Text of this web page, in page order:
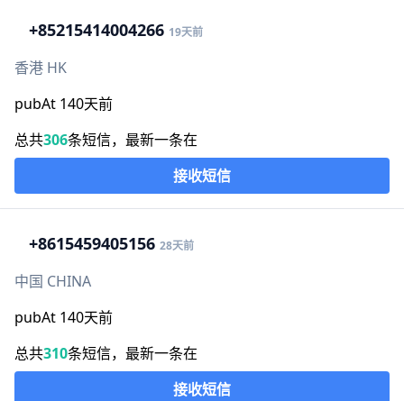
+85215414004266 19天前
香港 HK
pubAt 140天前
总共306条短信，最新一条在
接收短信
+8615459405156 28天前
中国 CHINA
pubAt 140天前
总共310条短信，最新一条在
接收短信